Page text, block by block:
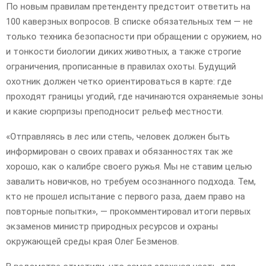
По новым правилам претенденту предстоит ответить на
100 каверзных вопросов. В списке обязательных тем — не
только техника безопасности при обращении с оружием, но
и тонкости биологии диких животных, а также строгие
ограничения, прописанные в правилах охоты. Будущий
охотник должен четко ориентироваться в карте: где
проходят границы угодий, где начинаются охраняемые зоны
и какие сюрпризы преподносит рельеф местности.
«Отправляясь в лес или степь, человек должен быть
информирован о своих правах и обязанностях так же
хорошо, как о калибре своего ружья. Мы не ставим целью
завалить новичков, но требуем осознанного подхода. Тем,
кто не прошел испытание с первого раза, даем право на
повторные попытки», — прокомментировал итоги первых
экзаменов министр природных ресурсов и охраны
окружающей среды края Олег Безменов.